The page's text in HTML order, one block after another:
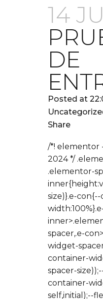
14
DE
Posted at
Share
/*! elementor
2024 */
.elementor-
size)}.e-
spacer,.e-
widget-
container-
spacer-
container-
self,initial);--